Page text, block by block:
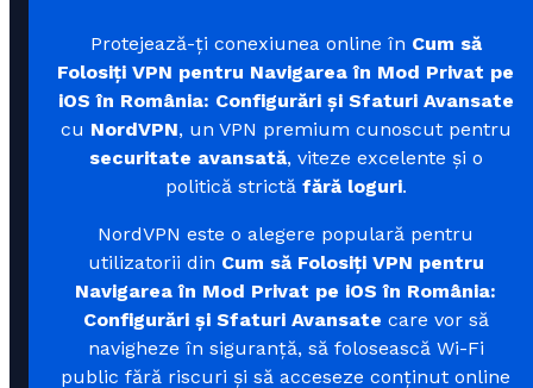
Protejează-ți conexiunea online în Cum să
Folosiți VPN pentru Navigarea în Mod Privat pe
iOS în România: Configurări și Sfaturi Avansate
cu NordVPN, un VPN premium cunoscut pentru
securitate avansată, viteze excelente și o
politică strictă fără loguri.
NordVPN este o alegere populară pentru
utilizatorii din Cum să Folosiți VPN pentru
Navigarea în Mod Privat pe iOS în România:
Configurări și Sfaturi Avansate care vor să
navigheze în siguranță, să folosească Wi-Fi
public fără riscuri și să acceseze conținut online